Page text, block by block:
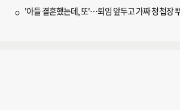
'아들 결혼했는데, 또'…퇴임 앞두고 가짜 청첩장